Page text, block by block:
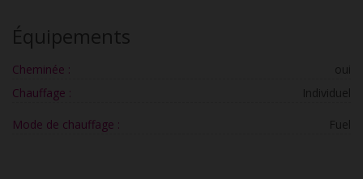
Équipements
Cheminée :
oui
Chauffage :
Individuel
Mode de chauffage : Fuel